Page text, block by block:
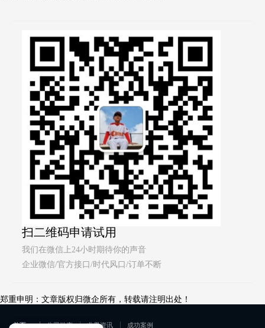
扫二维码申请试用
我们在微信上24小时期待你的声音
企业微信/官方接口/时代风口/订单不断
郑重申明：文章版权归微企所有，转载请注明出处！
首页 公司动态 业界资讯 成功案例